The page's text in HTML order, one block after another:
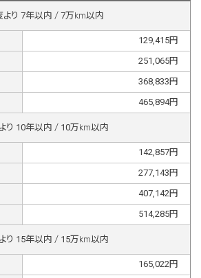
り 7年以内 / 7万km以内
129,415円
251,065円
368,833 円
465,894円
り 10年以内 / 10万km以内
142,857円
277,143 円
407,142 円
514,285円
り 15年以内 / 15万km以内
165,022 円